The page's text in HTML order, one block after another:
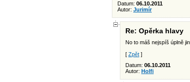
Datum: 06.10.2011
Autor: Jurimír
Re: Opěrka hlavy
No to máš nejspíš úplně
[ Zpět ]
Datum: 06.10.2011
Autor: Holfi